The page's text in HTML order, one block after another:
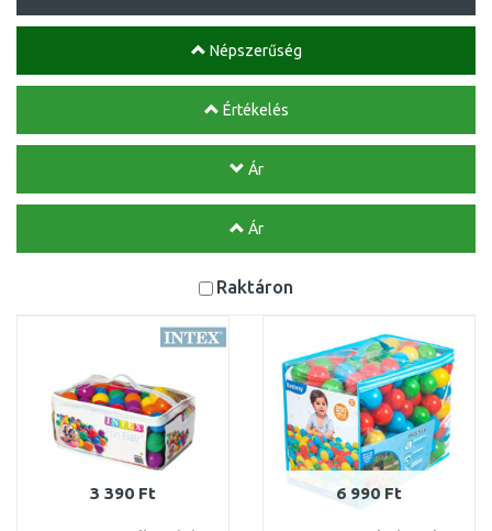
Népszerűség
Értékelés
Ár
Ár
Raktáron
3 390 Ft 6 990 Ft